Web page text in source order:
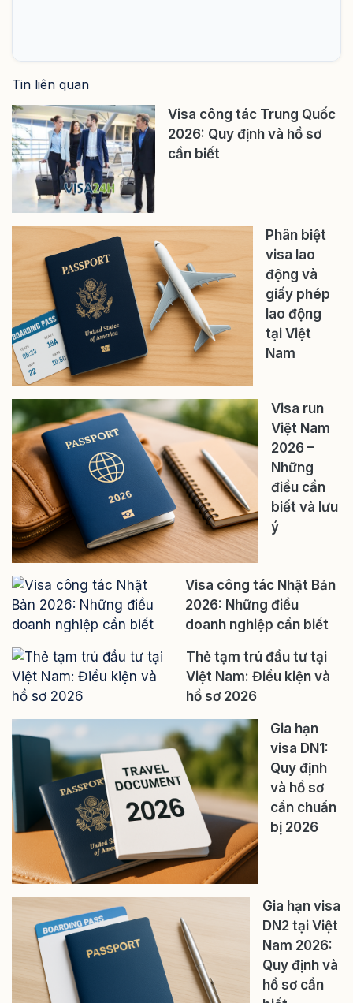
Tin liên quan
Visa công tác Trung Quốc
2026: Quy định và hồ sơ
cần biết
Phân biệt
visa lao
động và
giấy phép
lao động
tại Việt
Nam
Visa run
Việt Nam
2026 –
Những
điều cần
biết và lưu
ý
Visa công tác Nhật Bản
2026: Những điều
doanh nghiệp cần biết
Thẻ tạm trú đầu tư tại
Việt Nam: Điều kiện và
hồ sơ 2026
Gia hạn
visa DN1:
Quy định
và hồ sơ
cần chuẩn
bị 2026
Gia hạn visa
DN2 tại Việt
Nam 2026:
Quy định và
hồ sơ cần